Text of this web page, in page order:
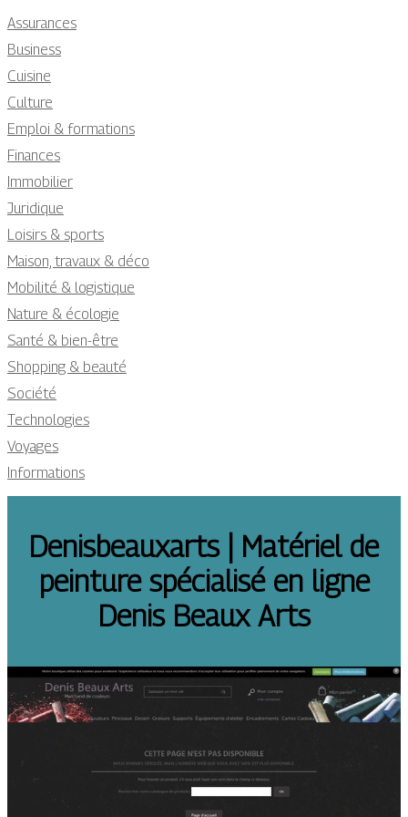
Assurances
Business
Cuisine
Culture
Emploi & formations
Finances
Immobilier
Juridique
Loisirs & sports
Maison, travaux & déco
Mobilité & logistique
Nature & écologie
Santé & bien-être
Shopping & beauté
Société
Technologies
Voyages
Informations
Denis­beau­xarts | Matériel de
peinture spécialisé en ligne
Denis Beaux Arts